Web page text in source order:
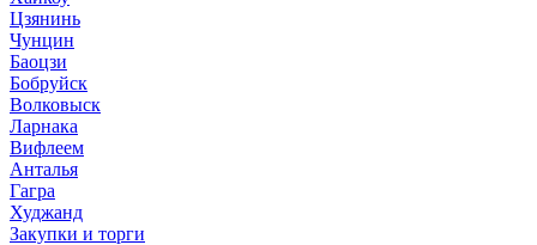
Цзянинь
Чунцин
Баоцзи
Бобруйск
Волковыск
Ларнака
Вифлеем
Анталья
Гагра
Худжанд
Закупки и торги